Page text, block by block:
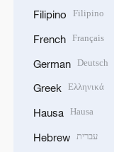
Filipino Filipino
French Français
German Deutsch
Greek Ελληνικά
Hausa Hausa
Hebrew עברית